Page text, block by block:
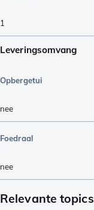
1
Leveringsomvang
Opbergetui
nee
Foedraal
nee
Relevante topics